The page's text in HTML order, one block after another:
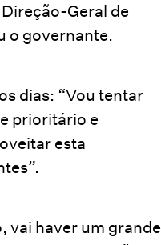
Geral de
o governante.
dias: “Vou tentar
prioritário e
esta
vai haver um grande